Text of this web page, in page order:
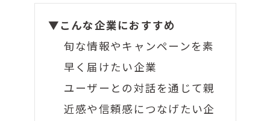
▼こんな企業におすすめ
旬な情報やキャンペーンを素
早く届けたい企業
ユーザーとの対話を通じて親
近感や信頼感につなげたい企